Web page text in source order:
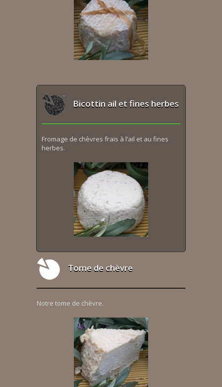
Bicottin ail et fines herbes
Fromage de chèvres frais à l’ail et au fines
herbes.
Tome de chèvre
Notre tome de chèvre.